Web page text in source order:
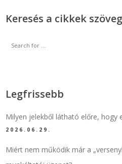
Keresés a cikkek
Legfrissebb
Milyen jelekből látható előre, hogy
2026.06.29.
Miért nem működik már a